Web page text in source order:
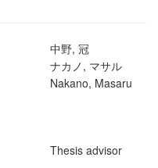
中野, 冠
ナカノ, マサル
Nakano, Masaru
Thesis advisor